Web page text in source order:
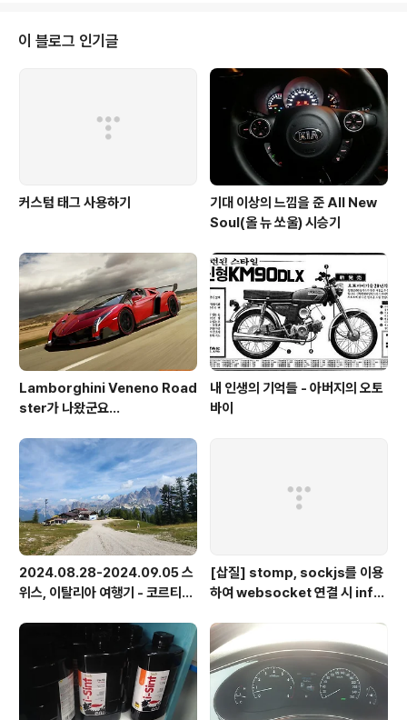
다. 1. 자신의 커널 버전을 확인 uname -r 2. cpu 타입 확인 rpm -q --quer
yformat "%{AR..
이 블로그 인기글
커스텀 태그 사용하기
기대 이상의 느낌을 준 All New
Soul(올 뉴 쏘울) 시승기
Lamborghini Veneno Road
ster가 나왔군요...
내 인생의 기억들 - 아버지의 오토
바이
2024.08.28-2024.09.05 스
위스, 이탈리아 여행기 - 코르티나
스
[삽질] stomp, sockjs를 이용
하여 websocket 연결 시 info